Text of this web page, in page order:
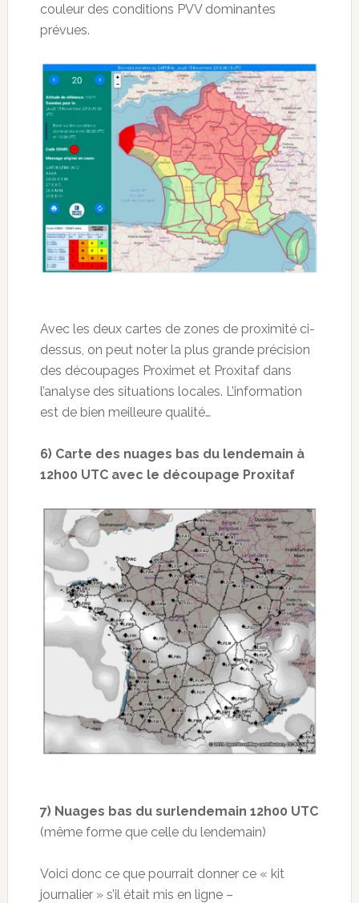
couleur des conditions PVV dominantes
prévues.
Avec les deux cartes de zones de proximité ci-
dessus, on peut noter la plus grande précision
des découpages Proximet et Proxitaf dans
l’analyse des situations locales. L’information
est de bien meilleure qualité…
6) Carte des nuages bas du lendemain à
12h00 UTC avec le découpage Proxitaf
7) Nuages bas du surlendemain 12h00 UTC
(même forme que celle du lendemain)
Voici donc ce que pourrait donner ce « kit
journalier » s’il était mis en ligne –